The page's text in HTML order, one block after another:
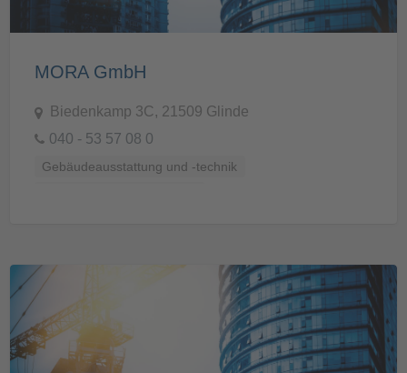
MORA GmbH
Biedenkamp 3C, 21509 Glinde
040 - 53 57 08 0
Gebäudeausstattung und -technik